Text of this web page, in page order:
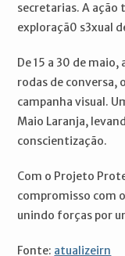
secretarias. A ação
exploraçã0 s3xual
De 15 a 30 de
rodas de conversa,
campanha visual.
Maio Laranja,
conscientização.
Com o Projeto
compromisso com
unindo forças por
Fonte: atualizeirn